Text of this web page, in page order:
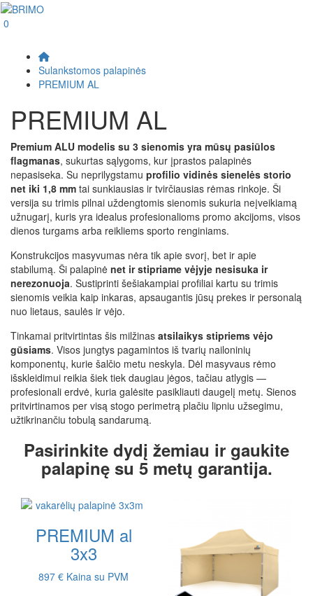
0
Sulankstomos palapinės
PREMIUM AL
PREMIUM AL
Premium ALU modelis su 3 sienomis yra mūsų pasiūlos
flagmanas, sukurtas sąlygoms, kur įprastos palapinės
nepasiseka. Su neprilygstamu profilio vidinės sienelės storio
net iki 1,8 mm tai sunkiausias ir tvirčiausias rėmas rinkoje. Ši
versija su trimis pilnai uždengtomis sienomis sukuria neįveikiamą
užnugarį, kuris yra idealus profesionalioms promo akcijoms, visos
dienos turgams arba reikliems sporto renginiams.
Konstrukcijos masyvumas nėra tik apie svorį, bet ir apie
stabilumą. Ši palapinė net ir stipriame vėjyje nesisuka ir
nerezonuoja. Sustiprinti šešiakampiai profiliai kartu su trimis
sienomis veikia kaip inkaras, apsaugantis jūsų prekes ir personalą
nuo lietaus, saulės ir vėjo.
Tinkamai pritvirtintas šis milžinas atsilaikys stipriems vėjo
gūsiams. Visos jungtys pagamintos iš tvarių nailoninių
komponentų, kurie šalčio metu neskyla. Dėl masyvaus rėmo
išskleidimui reikia šiek tiek daugiau jėgos, tačiau atlygis —
profesionali erdvė, kuria galėsite pasikliauti daugelį metų. Sienos
pritvirtinamos per visą stogo perimetrą plačiu lipniu užsegimu,
užtikrinančiu tobulą sandarumą.
Pasirinkite dydį žemiau ir gaukite
palapinę su 5 metų garantija.
PREMIUM al
3x3
897 € Kaina su PVM